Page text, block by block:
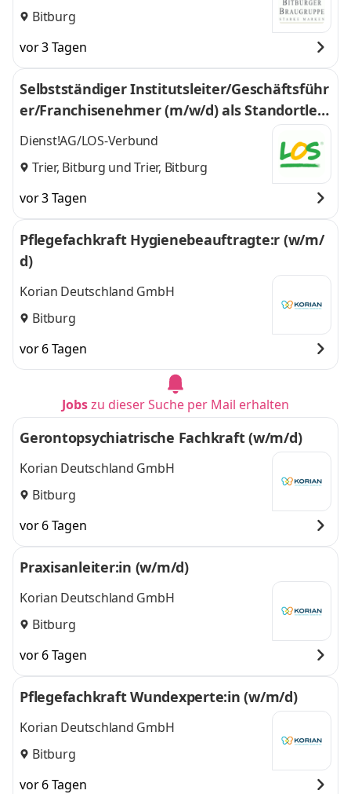
Bitburg
vor 3 Tagen
Selbstständiger Institutsleiter/Geschäftsführ
er/Franchisenehmer (m/w/d) als Standortleit
er (m/w/d) im LOS-Verbund
Dienst!AG/LOS-Verbund
Trier, Bitburg undTrier, Bitburg
vor 3 Tagen
Pflegefachkraft Hygienebeauftragte:r (w/m/
d)
Korian Deutschland GmbH
Bitburg
vor 6 Tagen
Jobszu dieser Suche per Mail erhalten
Gerontopsychiatrische Fachkraft (w/m/d)
Korian Deutschland GmbH
Bitburg
vor 6 Tagen
Praxisanleiter:in (w/m/d)
Korian Deutschland GmbH
Bitburg
vor 6 Tagen
Pflegefachkraft Wundexperte:in (w/m/d)
Korian Deutschland GmbH
Bitburg
vor 6 Tagen